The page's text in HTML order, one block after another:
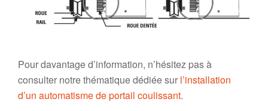
Pour davantage d’information, n’hésitez pas à
consulter notre thématique dédiée sur l’installation
d’un automatisme de portail coulissant.